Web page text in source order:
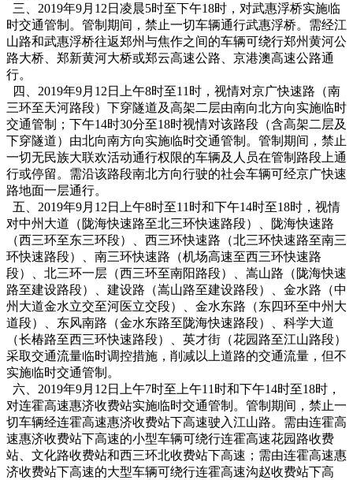
三、2019年9月12日凌晨5时至下午18时，对武惠浮桥实施临
时交通管制。管制期间，禁止一切车辆通行武惠浮桥。需经江
山路和武惠浮桥往返郑州与焦作之间的车辆可绕行郑州黄河公
路大桥、郑新黄河大桥或郑云高速公路、京港澳高速公路通
行。
四、2019年9月12日上午8时至11时，视情对京广快速路（南
三环至天河路段）下穿隧道及高架二层由南向北方向实施临时
交通管制；下午14时30分至18时视情对该路段（含高架二层及
下穿隧道）由北向南方向实施临时交通管制。管制期间，禁止
一切无民族大联欢活动通行权限的车辆及人员在管制路段上通
行或停留。需沿该路段南北方向行驶的社会车辆可经京广快速
路地面一层通行。
五、2019年9月12日上午8时至11时和下午14时至18时，视情
对中州大道（陇海快速路至北三环快速路段）、陇海快速路
（西三环至东三环段）、西三环快速路（北三环快速路至南三
环快速路段）、南三环快速路（机场高速至西三环快速路
段）、北三环一层（西三环至南阳路段）、嵩山路（陇海快速
路至建设路段）、建设路（嵩山路至建设路段）、金水路（中
州大道金水立交至河医立交段）、金水东路（东四环至中州大
道段）、东风南路（金水东路至陇海快速路段）、科学大道
（长椿路至西三环快速路段）、英才街（花园路至江山路段）
采取交通流量临时调控措施，削减以上道路的交通流量，但不
实施临时交通管制。
六、2019年9月12日上午7时至上午11时和下午14时至18时，
对连霍高速惠济收费站实施临时交通管制。管制期间，禁止一
切车辆经连霍高速惠济收费站下高速驶入江山路。需由连霍高
速惠济收费站下高速的小型车辆可绕行连霍高速花园路收费
站、文化路收费站和西三环北收费站下高速；需由连霍高速惠
济收费站下高速的大型车辆可绕行连霍高速沟赵收费站下高